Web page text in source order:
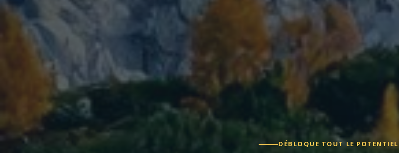
DÉBLOQUE TOUT LE POTENTIEL